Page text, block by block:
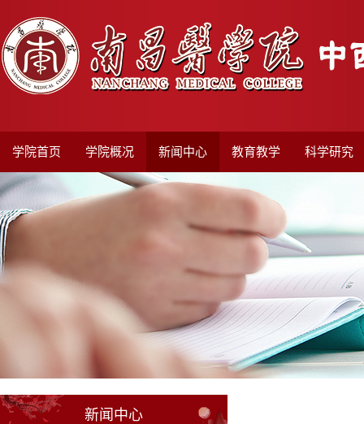
学院首页 学院概况 新闻中心 教育教学 科学研究
新闻中心